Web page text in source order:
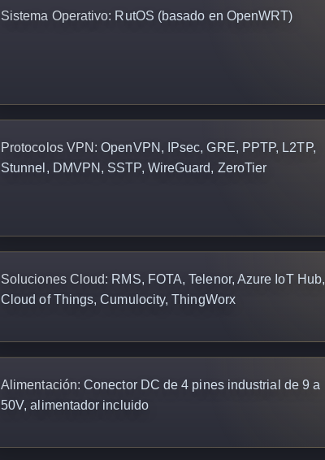
Sistema Operativo: RutOS (basado en OpenWRT)
Protocolos VPN: OpenVPN, IPsec, GRE, PPTP, L2TP,
Stunnel, DMVPN, SSTP, WireGuard, ZeroTier
Soluciones Cloud: RMS, FOTA, Telenor, Azure IoT Hub,
Cloud of Things, Cumulocity, ThingWorx
Alimentación: Conector DC de 4 pines industrial de 9 a
50V, alimentador incluido